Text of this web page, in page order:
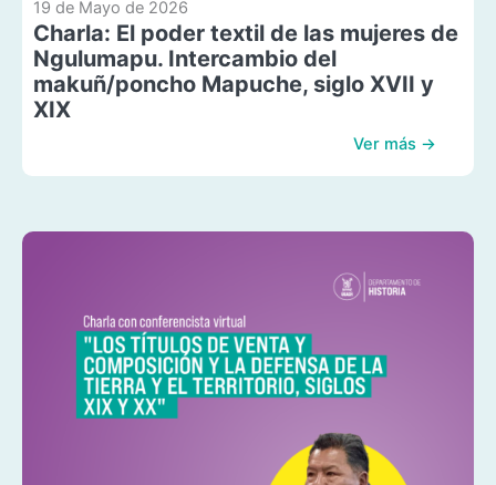
19 de Mayo de 2026
Charla: El poder textil de las mujeres de
Ngulumapu. Intercambio del
makuñ/poncho Mapuche, siglo XVII y
XIX
Ver más →